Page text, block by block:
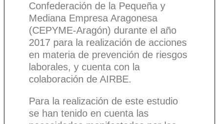
Confederación de la Pequeña y
Mediana Empresa Aragonesa
(CEPYME-Aragón) durante el año
2017 para la realización de acciones
en materia de prevención de riesgos
laborales, y cuenta con la
colaboración de AIRBE.
Para la realización de este estudio
se han tenido en cuenta las